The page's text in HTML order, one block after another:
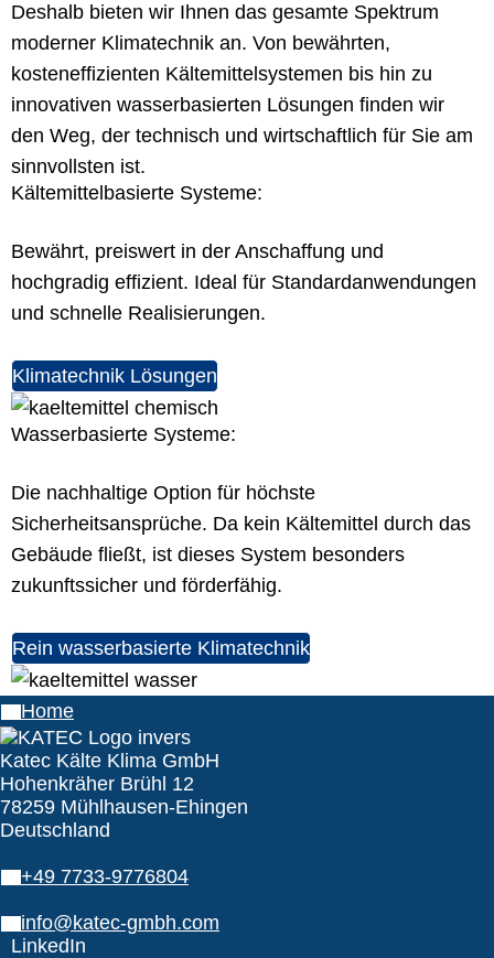
Deshalb bieten wir Ihnen das gesamte Spektrum
moderner Klimatechnik an. Von bewährten,
kosteneffizienten Kältemittelsystemen bis hin zu
innovativen wasserbasierten Lösungen finden wir
den Weg, der technisch und wirtschaftlich für Sie am
sinnvollsten ist.
Kältemittelbasierte Systeme:
Bewährt, preiswert in der Anschaffung und
hochgradig effizient. Ideal für Standardanwendungen
und schnelle Realisierungen.
Klimatechnik Lösungen
Wasserbasierte Systeme:
Die nachhaltige Option für höchste
Sicherheitsansprüche. Da kein Kältemittel durch das
Gebäude fließt, ist dieses System besonders
zukunftssicher und förderfähig.
Rein wasserbasierte Klimatechnik
Home
Katec Kälte Klima GmbH
Hohenkräher Brühl 12
78259 Mühlhausen-Ehingen
Deutschland
+49 7733-9776804
info@katec-gmbh.com
LinkedIn